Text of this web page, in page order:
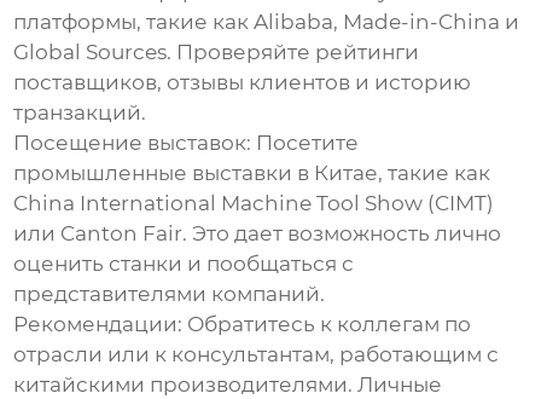
платформы, такие как Alibaba, Made-in-China и
Global Sources. Проверяйте рейтинги
поставщиков, отзывы клиентов и историю
транзакций.
Посещение выставок: Посетите
промышленные выставки в Китае, такие как
China International Machine Tool Show (CIMT)
или Canton Fair. Это дает возможность лично
оценить станки и пообщаться с
представителями компаний.
Рекомендации: Обратитесь к коллегам по
отрасли или к консультантам, работающим с
китайскими производителями. Личные